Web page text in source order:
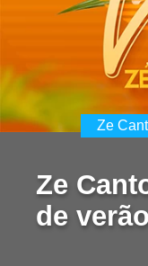
Ze
de
Ze